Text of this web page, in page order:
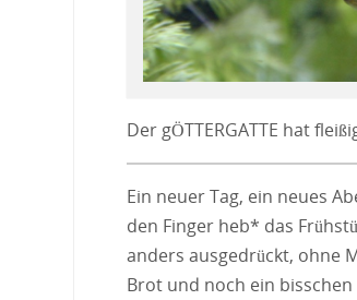
Der gÖTTERGATTE hat
Ein neuer Tag, ein neues
den Finger heb* das
anders ausgedrückt, ohne
Brot und noch ein